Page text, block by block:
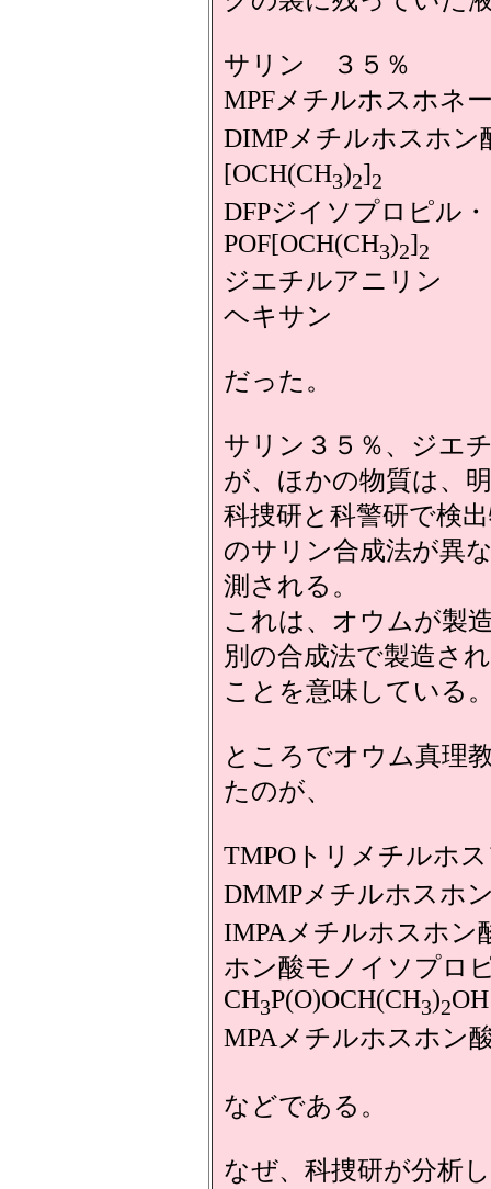
サリン ３５％
MPFメチルホスホネ
DIMPメチルホスホン
[OCH(CH3)2]2
DFPジイソプロピル
POF[OCH(CH3)2]2
ジエチルアニリン
ヘキサン
だった。
サリン３５％、ジエ
が、ほかの物質は、
科捜研と科警研で検
のサリン合成法が異
測される。
これは、オウムが製
別の合成法で製造さ
ことを意味している
ところでオウム真理
たのが、
TMPOトリメチルホ
DMMPメチルホスホ
IMPAメチルホスホ
ホン酸モノイソプロ
CH3P(O)OCH(CH3)2OH
MPAメチルホスホン
などである。
なぜ、科捜研が分析